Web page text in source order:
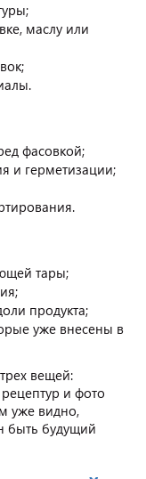
маслу или
фасовкой;
и герметизации;
тары;
продукта;
уже внесены в
вещей:
и фото
уже видно,
быть будущий